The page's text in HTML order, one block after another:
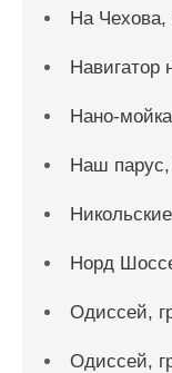
На Чехова,
Навигатор
Нано-
Наш
Норд
Одиссей,
Одиссей,